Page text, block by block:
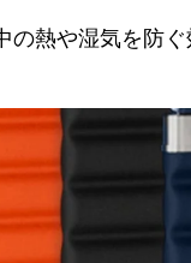
の熱や湿気を防ぐ